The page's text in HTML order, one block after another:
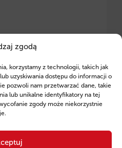
zgodą
korzystamy z technologii, takich jak
uzyskiwania dostępu do informacji o
pozwoli nam przetwarzać dane, takie
lub unikalne identyfikatory na tej
zgody może niekorzystnie
CZYTAJ WIĘCEJ →
maszyn i urządzeń.
zużycie energii.